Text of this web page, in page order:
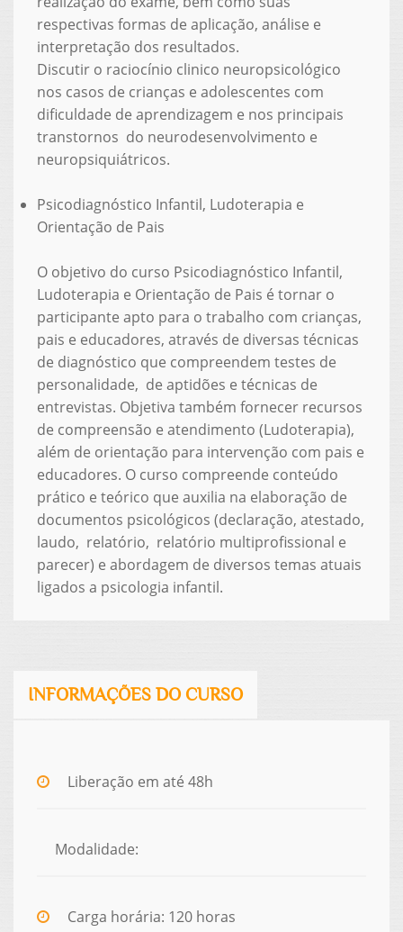
respectivas formas de aplicação, análise e
interpretação dos resultados.
Discutir o raciocínio clinico neuropsicológico
nos casos de crianças e adolescentes com
dificuldade de aprendizagem e nos principais
transtornos do neurodesenvolvimento e
neuropsiquiátricos.
Psicodiagnóstico Infantil, Ludoterapia e
Orientação de Pais
O objetivo do curso Psicodiagnóstico Infantil,
Ludoterapia e Orientação de Pais é tornar o
participante apto para o trabalho com crianças,
pais e educadores, através de diversas técnicas
de diagnóstico que compreendem testes de
personalidade, de aptidões e técnicas de
entrevistas. Objetiva também fornecer recursos
de compreensão e atendimento (Ludoterapia),
além de orientação para intervenção com pais e
educadores. O curso compreende conteúdo
prático e teórico que auxilia na elaboração de
documentos psicológicos (declaração, atestado,
laudo, relatório, relatório multiprofissional e
parecer) e abordagem de diversos temas atuais
ligados a psicologia infantil.
INFORMAÇÕES DO CURSO
Liberação em até 48h
Modalidade:
Carga horária: 120 horas